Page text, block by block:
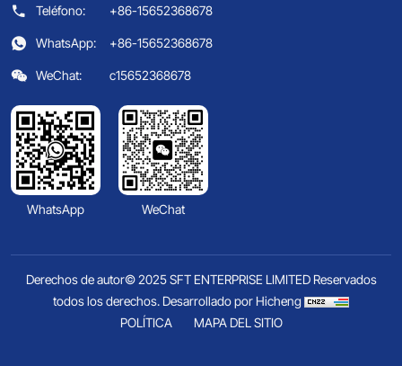
Teléfono:
+86-15652368678
WhatsApp:
+86-15652368678
WeChat:
c15652368678
WhatsApp WeChat
Derechos de autor© 2025 SFT ENTERPRISE LIMITED Reservados
todos los derechos. Desarrollado por Hicheng
POLÍTICA
MAPA DEL SITIO